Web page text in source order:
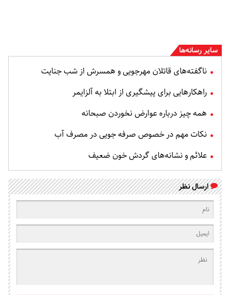
سایر رسانه‌ها
ناگفته‌های قاتلان مهرجویی و همسرش از شب جنایت
راهکارهایی برای پیشگیری از ابتلا به آلزایمر
همه چیز درباره عوارض نخوردن صبحانه
نکات مهم در خصوص صرفه جویی در مصرف آب
علائم و نشانه‌های گردش خون ضعیف
ارسال نظر